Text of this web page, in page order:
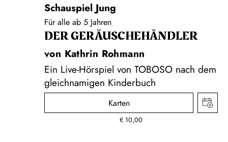
Schauspiel Jung
Für alle ab 5 Jahren
DER GERÄUSCHE­HÄNDLER
von Kathrin Rohmann
Ein Live-Hörspiel von TOBOSO nach dem
gleichnamigen Kinderbuch
Karten
€ 10,00